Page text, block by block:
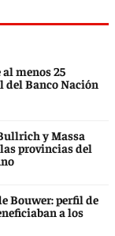
menos 25
del Banco Nación
y Massa
provincias del
Bouwer: perfil de
a los